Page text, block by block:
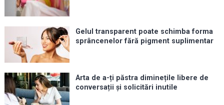
Gelul transparent poate schimba forma
sprâncenelor fără pigment suplimentar
Arta de a-ți păstra diminețile libere de
conversații și solicitări inutile